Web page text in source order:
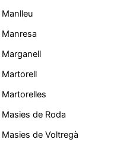
Manlleu
Manresa
Marganell
Martorell
Martorelles
Masies de Roda
Masies de Voltregà